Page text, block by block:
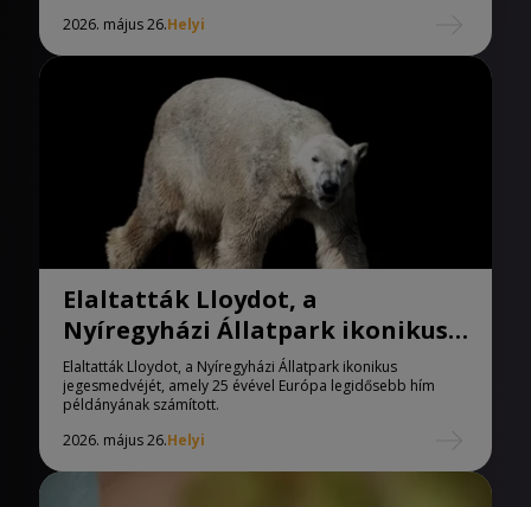
2026. május 26.Helyi
Elaltatták Lloydot, a
Nyíregyházi Állatpark ikonikus
jegesmedvéjét
Elaltatták Lloydot, a Nyíregyházi Állatpark ikonikus
jegesmedvéjét, amely 25 évével Európa legidősebb hím
példányának számított.
2026. május 26.Helyi